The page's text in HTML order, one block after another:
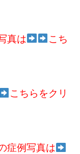
真は こち
こちらをクリ
症例写真は